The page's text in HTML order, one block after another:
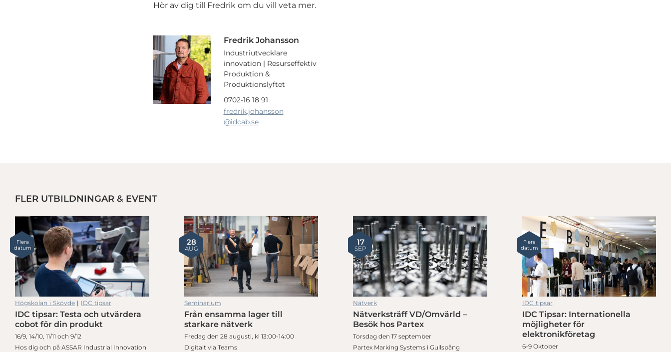
Hör av dig till Fredrik om du vill veta mer.
Fredrik Johansson
Industriutvecklare
innovation | Resurseffektiv
Produktion &
Produktionslyftet
0702-16 18 91
fredrik.johansson
@idcab.se
FLER UTBILDNINGAR & EVENT
Flera
datum
Högskolan i Skövde | IDC tipsar
IDC tipsar: Testa och utvärdera
cobot för din produkt
16/9, 14/10, 11/11 och 9/12
Hos dig och på ASSAR Industrial Innovation
28
AUG
Seminarium
Från ensamma lager till
starkare nätverk
Fredag den 28 augusti, kl 13:00-14:00
Digitalt via Teams
17
SEP
Nätverk
Nätverksträff VD/Omvärld –
Besök hos Partex
Torsdag den 17 september
Partex Marking Systems i Gullspång
Flera
datum
IDC Tipsar: Internationella möjligheter för elektronikföretag
IDC tipsar
IDC Tipsar: Internationella möjligheter för elektronikföretag
IDC Tipsar: Internationella
möjligheter för
elektronikföretag
6-9 Oktober